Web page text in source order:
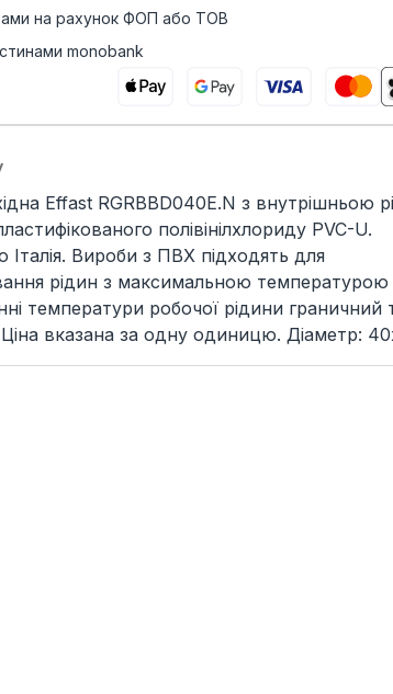
на рахунок ФОП або ТОВ
monobank
Effast RGRBBD040E.N з внутрішньою
полівінілхлориду PVC-U.
Італія. Вироби з ПВХ підходять для
рідин з максимальною температурою
температури робочої рідини граничний
вказана за одну одиницю. Діаметр: